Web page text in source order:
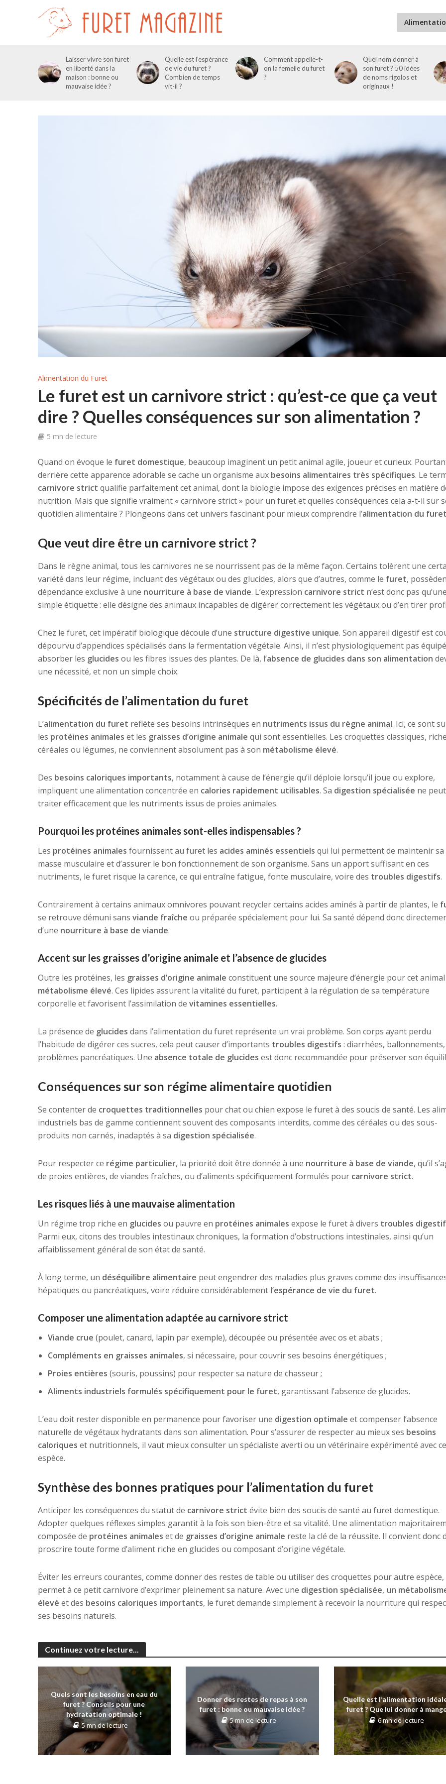
Laisser vivre son furet
en liberté dans la
maison : bonne ou
mauvaise idée ?
Quelle est l’espérance
de vie du furet ?
Combien de temps
vit-il ?
Comment appelle-t-
on la femelle du furet
?
Quel nom donner à
son furet ? 50 idées
de noms rigolos et
originaux !
Alimentation du Furet
Le furet est un carnivore strict : qu’est-ce que ça veut
dire ? Quelles conséquences sur son alimentation ?
5 mn de lecture
Quand on évoque le furet domestique, beaucoup imaginent un petit animal agile, joueur et curieux.
derrière cette apparence adorable se cache un organisme aux besoins alimentaires très spécifiques. Le
carnivore strict qualifie parfaitement cet animal, dont la biologie impose des exigences précises en matière
nutrition. Mais que signifie vraiment « carnivore strict » pour un furet et quelles conséquences cela a-t-il sur
quotidien alimentaire ? Plongeons dans cet univers fascinant pour mieux comprendre l’alimentation du furet
Que veut dire être un carnivore strict ?
Dans le règne animal, tous les carnivores ne se nourrissent pas de la même façon. Certains tolèrent une
variété dans leur régime, incluant des végétaux ou des glucides, alors que d’autres, comme le furet,
dépendance exclusive à une nourriture à base de viande. L’expression carnivore strict n’est donc pas qu’une
simple étiquette : elle désigne des animaux incapables de digérer correctement les végétaux ou d’en tirer
Chez le furet, cet impératif biologique découle d’une structure digestive unique. Son appareil digestif est
dépourvu d’appendices spécialisés dans la fermentation végétale. Ainsi, il n’est physiologiquement pas
absorber les glucides ou les fibres issues des plantes. De là, l’absence de glucides dans son alimentation
une nécessité, et non un simple choix.
Spécificités de l’alimentation du furet
L’alimentation du furet reflète ses besoins intrinsèques en nutriments issus du règne animal. Ici, ce sont
les protéines animales et les graisses d’origine animale qui sont essentielles. Les croquettes classiques,
céréales ou légumes, ne conviennent absolument pas à son métabolisme élevé.
Des besoins caloriques importants, notamment à cause de l’énergie qu’il déploie lorsqu’il joue ou explore,
impliquent une alimentation concentrée en calories rapidement utilisables. Sa digestion spécialisée ne peut
traiter efficacement que les nutriments issus de proies animales.
Pourquoi les protéines animales sont-elles indispensables ?
Les protéines animales fournissent au furet les acides aminés essentiels qui lui permettent de maintenir sa
masse musculaire et d’assurer le bon fonctionnement de son organisme. Sans un apport suffisant en ces
nutriments, le furet risque la carence, ce qui entraîne fatigue, fonte musculaire, voire des troubles digestifs.
Contrairement à certains animaux omnivores pouvant recycler certains acides aminés à partir de plantes, le
se retrouve démuni sans viande fraîche ou préparée spécialement pour lui. Sa santé dépend donc
d’une nourriture à base de viande.
Accent sur les graisses d’origine animale et l’absence de glucides
Outre les protéines, les graisses d’origine animale constituent une source majeure d’énergie pour cet
métabolisme élevé. Ces lipides assurent la vitalité du furet, participent à la régulation de sa température
corporelle et favorisent l’assimilation de vitamines essentielles.
La présence de glucides dans l’alimentation du furet représente un vrai problème. Son corps ayant perdu
l’habitude de digérer ces sucres, cela peut causer d’importants troubles digestifs : diarrhées,
problèmes pancréatiques. Une absence totale de glucides est donc recommandée pour préserver son
Conséquences sur son régime alimentaire quotidien
Se contenter de croquettes traditionnelles pour chat ou chien expose le furet à des soucis de santé. Les
industriels bas de gamme contiennent souvent des composants interdits, comme des céréales ou des sous-
produits non carnés, inadaptés à sa digestion spécialisée.
Pour respecter ce régime particulier, la priorité doit être donnée à une nourriture à base de viande, qu’il
de proies entières, de viandes fraîches, ou d’aliments spécifiquement formulés pour carnivore strict.
Les risques liés à une mauvaise alimentation
Un régime trop riche en glucides ou pauvre en protéines animales expose le furet à divers troubles
Parmi eux, citons des troubles intestinaux chroniques, la formation d’obstructions intestinales, ainsi qu’un
affaiblissement général de son état de santé.
À long terme, un déséquilibre alimentaire peut engendrer des maladies plus graves comme des
hépatiques ou pancréatiques, voire réduire considérablement l’espérance de vie du furet.
Composer une alimentation adaptée au carnivore strict
Viande crue (poulet, canard, lapin par exemple), découpée ou présentée avec os et abats ;
Compléments en graisses animales, si nécessaire, pour couvrir ses besoins énergétiques ;
Proies entières (souris, poussins) pour respecter sa nature de chasseur ;
Aliments industriels formulés spécifiquement pour le furet, garantissant l’absence de glucides.
L’eau doit rester disponible en permanence pour favoriser une digestion optimale et compenser l’absence
naturelle de végétaux hydratants dans son alimentation. Pour s’assurer de respecter au mieux ses besoins
caloriques et nutritionnels, il vaut mieux consulter un spécialiste averti ou un vétérinaire expérimenté avec
espèce.
Synthèse des bonnes pratiques pour l’alimentation du furet
Anticiper les conséquences du statut de carnivore strict évite bien des soucis de santé au furet domestique.
Adopter quelques réflexes simples garantit à la fois son bien-être et sa vitalité. Une alimentation
composée de protéines animales et de graisses d’origine animale reste la clé de la réussite. Il convient donc
proscrire toute forme d’aliment riche en glucides ou composant d’origine végétale.
Éviter les erreurs courantes, comme donner des restes de table ou utiliser des croquettes pour autre espèce,
permet à ce petit carnivore d’exprimer pleinement sa nature. Avec une digestion spécialisée, un
élevé et des besoins caloriques importants, le furet demande simplement à recevoir la nourriture qui
ses besoins naturels.
Continuez votre lecture...
Quels sont les besoins en eau du
furet ? Conseils pour une
hydratation optimale !
5 mn de lecture
Donner des restes de repas à son
furet : bonne ou mauvaise idée ?
5 mn de lecture
Quelle est l’alimentation
furet ? Que lui donner à
6 mn de lecture